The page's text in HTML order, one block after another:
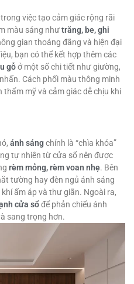
việc tạo cảm giác rộng rãi
màu sáng nhưtrắng, be, ghi
gian thoáng đãng và hiện đại
bạn có thể kết hợp thêm các
gỗở một số chi tiết như giường,
Cách phối màu thông minh
mỹ và cảm giác dễ chịu khi
ánh sángchính là “chìa khóa”
tự nhiên từ cửa sổ nên được
rèm mỏng, rèm voan nhẹ. Bên
tường hay đèn ngủ ánh sáng
ấm áp và thư giãn. Ngoài ra,
cửa sổđể phản chiếu ánh
sang trọng hơn.